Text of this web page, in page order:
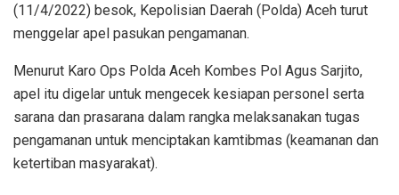
(11/4/2022) besok, Kepolisian Daerah (Polda) Aceh turut
menggelar apel pasukan pengamanan.
Menurut Karo Ops Polda Aceh Kombes Pol Agus Sarjito,
apel itu digelar untuk mengecek kesiapan personel serta
sarana dan prasarana dalam rangka melaksanakan tugas
pengamanan untuk menciptakan kamtibmas (keamanan dan
ketertiban masyarakat).